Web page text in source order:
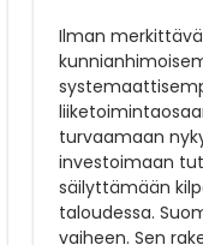
Ilman
turvaamaan
investoimaan
säilyttämään
taloudessa.
vaiheen. Sen